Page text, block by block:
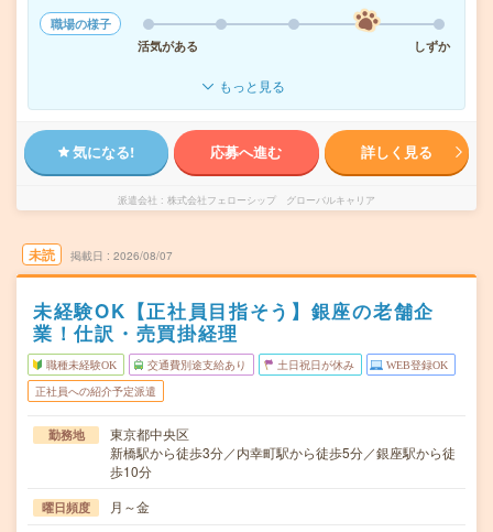
職場の様子
活気がある
しずか
もっと見る
気になる! 応募へ進む 詳しく見る
派遣会社 株式会社フェローシップ グローバルキャリア
未読 掲載日 2026/08/07
未経験OK【正社員目指そう】銀座の老舗企
業！仕訳・売買掛経理
職種未経験OK 交通費別途支給あり 土日祝日が休み WEB登録OK
正社員への紹介予定派遣
勤務地
東京都中央区
新橋駅から徒歩3分／内幸町駅から徒歩5分／銀座駅から徒
歩10分
曜日頻度 月～金